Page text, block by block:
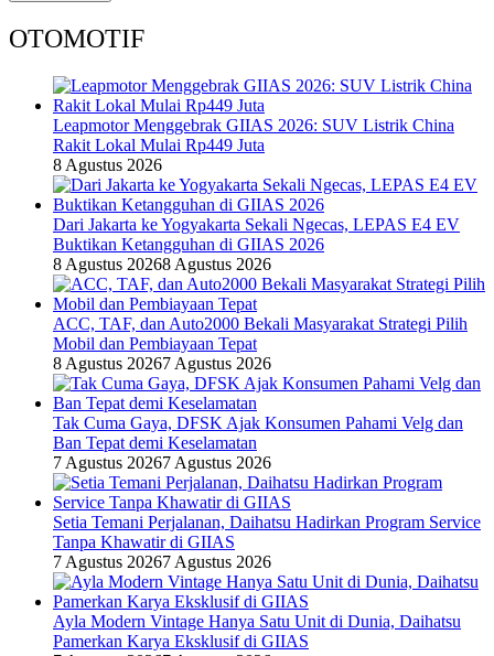
OTOMOTIF
Leapmotor Menggebrak GIIAS 2026: SUV Listrik China
Rakit Lokal Mulai Rp449 Juta
8 Agustus 2026
Dari Jakarta ke Yogyakarta Sekali Ngecas, LEPAS E4 EV
Buktikan Ketangguhan di GIIAS 2026
8 Agustus 20268 Agustus 2026
ACC, TAF, dan Auto2000 Bekali Masyarakat Strategi Pilih
Mobil dan Pembiayaan Tepat
8 Agustus 20267 Agustus 2026
Tak Cuma Gaya, DFSK Ajak Konsumen Pahami Velg dan
Ban Tepat demi Keselamatan
7 Agustus 20267 Agustus 2026
Setia Temani Perjalanan, Daihatsu Hadirkan Program Service
Tanpa Khawatir di GIIAS
7 Agustus 20267 Agustus 2026
Ayla Modern Vintage Hanya Satu Unit di Dunia, Daihatsu
Pamerkan Karya Eksklusif di GIIAS